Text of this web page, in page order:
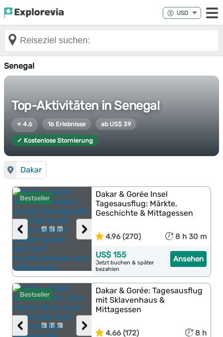
Senegal
Top-Aktivitäten in Senegal
⭐ 4.6 16 Erlebnisse ab US$ 39
✓ Kostenlose Stornierung
Dakar
Bestseller
›
‹
Dakar & Gorée Insel
Tagesausflug: Märkte,
Geschichte & Mittagessen
4.96 (270) 8 h 30 m
Ansehen
US$ 155
Jetzt buchen & später
bezahlen
Bestseller
›
‹
Dakar & Gorée: Tagesausflug
mit Sklavenhaus &
Mittagessen
4.66 (172) 8 h